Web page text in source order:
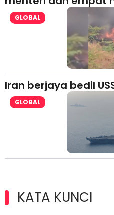
GLOBAL
Iran berjaya bedil
GLOBAL
KATA KUNCI